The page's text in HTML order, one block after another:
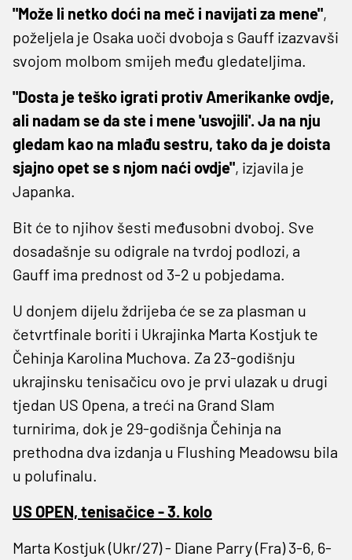
"Može li netko doći na meč i navijati za mene",
poželjela je Osaka uoči dvoboja s Gauff izazvavši
svojom molbom smijeh među gledateljima.
"Dosta je teško igrati protiv Amerikanke ovdje,
ali nadam se da ste i mene 'usvojili'. Ja na nju
gledam kao na mlađu sestru, tako da je doista
sjajno opet se s njom naći ovdje", izjavila je
Japanka.
Bit će to njihov šesti međusobni dvoboj. Sve
dosadašnje su odigrale na tvrdoj podlozi, a
Gauff ima prednost od 3-2 u pobjedama.
U donjem dijelu ždrijeba će se za plasman u
četvrtfinale boriti i Ukrajinka Marta Kostjuk te
Čehinja Karolina Muchova. Za 23-godišnju
ukrajinsku tenisačicu ovo je prvi ulazak u drugi
tjedan US Opena, a treći na Grand Slam
turnirima, dok je 29-godišnja Čehinja na
prethodna dva izdanja u Flushing Meadowsu bila
u polufinalu.
US OPEN, tenisačice - 3. kolo
Marta Kostjuk (Ukr/27) - Diane Parry (Fra) 3-6, 6-